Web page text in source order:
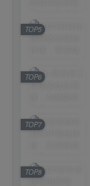
TOP5
TOP6
TOP7
TOP8